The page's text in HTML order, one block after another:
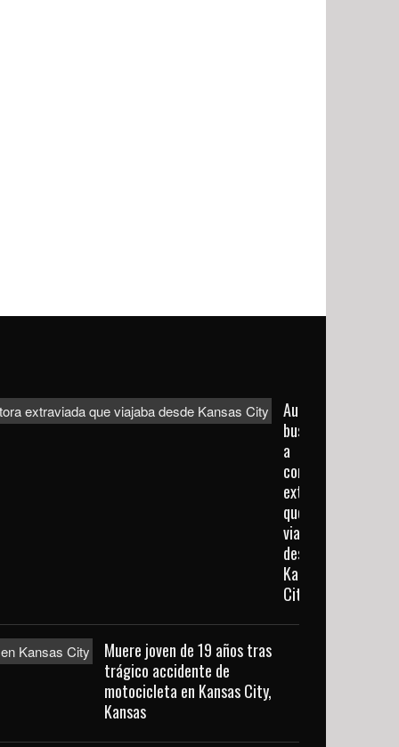
Autoridades
buscan
a
conductora
extraviada
que
viajaba
desde
Kansas
City
Muere joven de 19 años tras
trágico accidente de
motocicleta en Kansas City,
Kansas